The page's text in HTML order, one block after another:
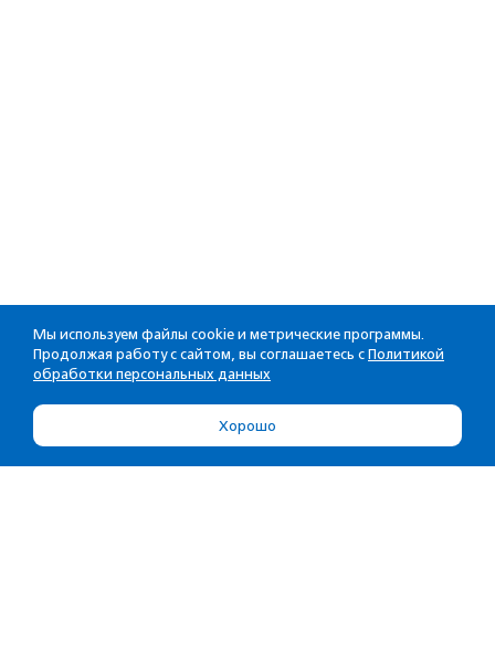
Мы используем файлы cookie и метрические программы.
Продолжая работу с сайтом, вы соглашаетесь с Политикой
обработки персональных данных
Хорошо